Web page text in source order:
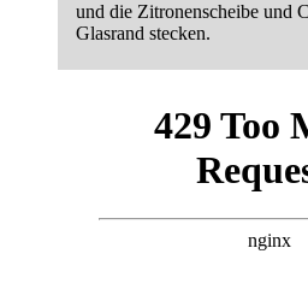
und die Zitronenscheibe und
Glasrand stecken.